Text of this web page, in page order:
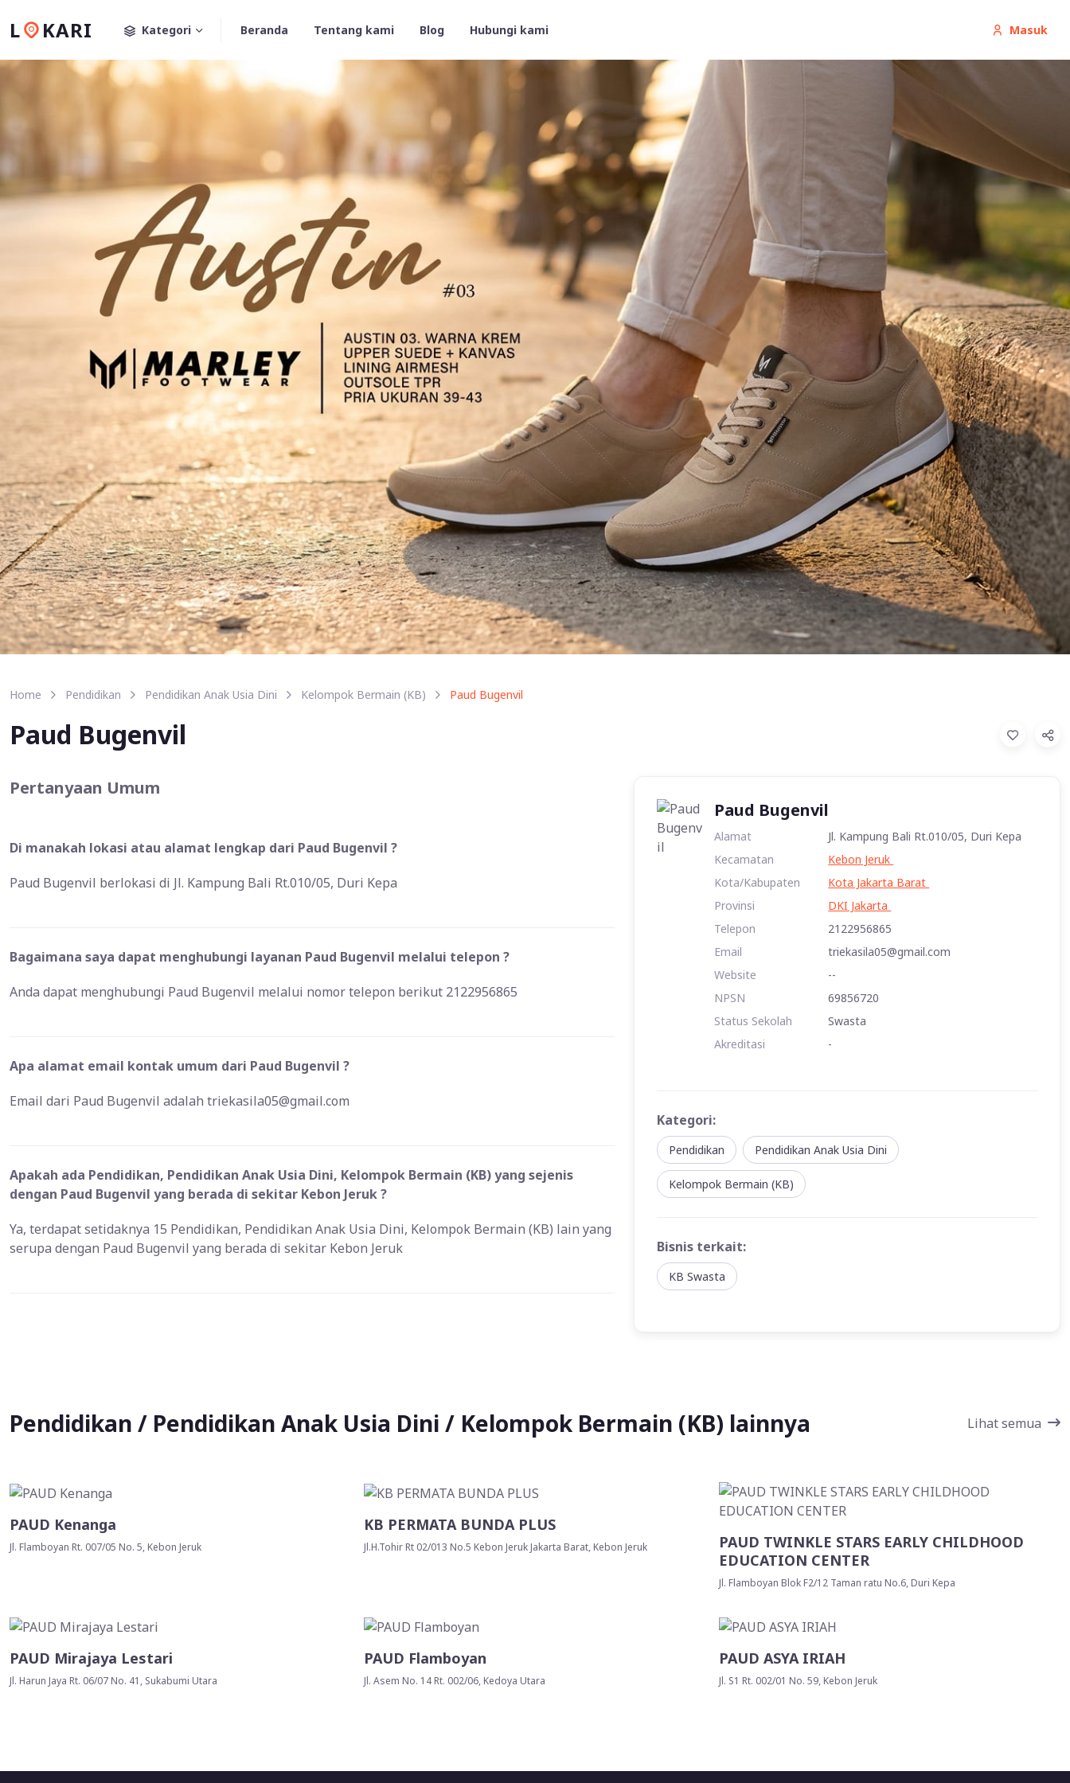
L KARI Masuk
Kategori Beranda Tentang kami Blog Hubungi kami
Home Pendidikan Pendidikan Anak Usia Dini Kelompok Bermain (KB) Paud Bugenvil
Paud Bugenvil
Paud Bugenvil
Alamat
Jl. Kampung Bali Rt.010/05, Duri Kepa
Kecamatan
Kebon Jeruk
Kota/Kabupaten
Kota Jakarta Barat
Provinsi
DKI Jakarta
Telepon
2122956865
Email
triekasila05@gmail.com
Website
--
NPSN
69856720
Status Sekolah
Swasta
Akreditasi
-
Kategori:
Pendidikan Pendidikan Anak Usia Dini
Kelompok Bermain (KB)
Bisnis terkait:
KB Swasta
Pertanyaan Umum
Di manakah lokasi atau alamat lengkap dari Paud Bugenvil ?
Paud Bugenvil berlokasi di Jl. Kampung Bali Rt.010/05, Duri Kepa
Bagaimana saya dapat menghubungi layanan Paud Bugenvil melalui telepon ?
Anda dapat menghubungi Paud Bugenvil melalui nomor telepon berikut 2122956865
Apa alamat email kontak umum dari Paud Bugenvil ?
Email dari Paud Bugenvil adalah triekasila05@gmail.com
Apakah ada Pendidikan, Pendidikan Anak Usia Dini, Kelompok Bermain (KB) yang sejenis
dengan Paud Bugenvil yang berada di sekitar Kebon Jeruk ?
Ya, terdapat setidaknya 15 Pendidikan, Pendidikan Anak Usia Dini, Kelompok Bermain (KB) lain yang
serupa dengan Paud Bugenvil yang berada di sekitar Kebon Jeruk
Pendidikan / Pendidikan Anak Usia Dini / Kelompok Bermain (KB) lainnya Lihat semua
PAUD Kenanga
Jl. Flamboyan Rt. 007/05 No. 5, Kebon Jeruk
KB PERMATA BUNDA PLUS
Jl.H.Tohir Rt 02/013 No.5 Kebon Jeruk Jakarta Barat, Kebon Jeruk
PAUD TWINKLE STARS EARLY CHILDHOOD
EDUCATION CENTER
Jl. Flamboyan Blok F2/12 Taman ratu No.6, Duri Kepa
PAUD Mirajaya Lestari
Jl. Harun Jaya Rt. 06/07 No. 41, Sukabumi Utara
PAUD Flamboyan
Jl. Asem No. 14 Rt. 002/06, Kedoya Utara
PAUD ASYA IRIAH
Jl. S1 Rt. 002/01 No. 59, Kebon Jeruk